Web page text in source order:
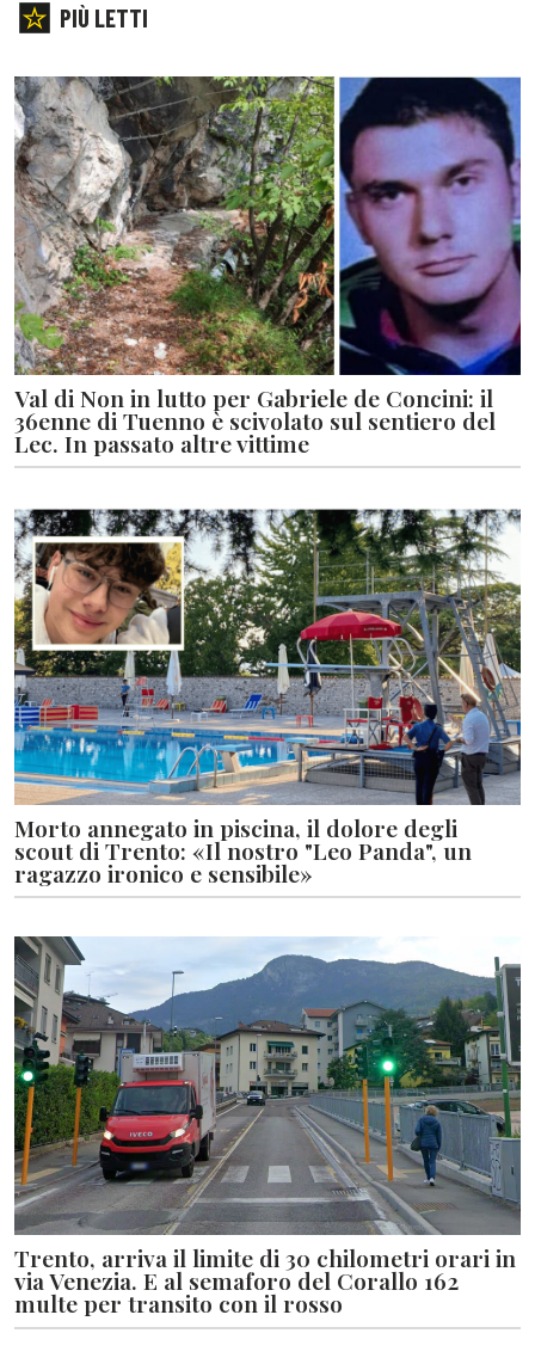
PIÙ LETTI
Val di Non in lutto per Gabriele de Concini: il
36enne di Tuenno è scivolato sul sentiero del
Lec. In passato altre vittime
Morto annegato in piscina, il dolore degli
scout di Trento: «Il nostro "Leo Panda", un
ragazzo ironico e sensibile»
Trento, arriva il limite di 30 chilometri orari in
via Venezia. E al semaforo del Corallo 162
multe per transito con il rosso